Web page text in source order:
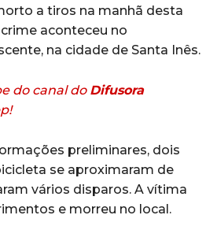
a tiros na manhã desta
aconteceu no
na cidade de Santa Inês.
do canal do Difusora
preliminares, dois
se aproximaram de
vários disparos. A vítima
e morreu no local.